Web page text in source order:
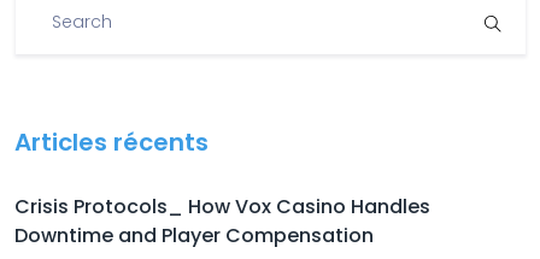
Articles récents
Crisis Protocols_ How Vox Casino Handles
Downtime and Player Compensation